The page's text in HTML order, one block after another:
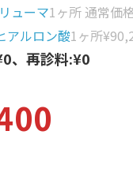
ューマ1ヶ所 通常価
アルロン酸1ヶ所
、再診料:¥0